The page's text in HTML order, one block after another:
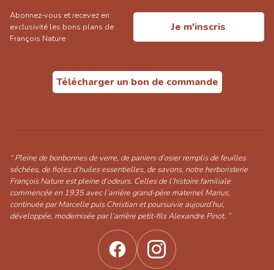
Abonnez-vous et recevez en
exclusivité les bons plans de
François Nature
Je m'inscris
Télécharger un bon de commande
“ Pleine de bonbonnes de verre, de paniers d’osier remplis de feuilles
séchées, de fioles d’huiles essentielles, de savons, notre herboristerie
François Nature est pleine d’odeurs. Celles de l’histoire familiale
commencée en 1935 avec l’arrière grand-père maternel Marius,
continuée par Marcelle puis Christian et poursuivie aujourd’hui,
développée, modernisée par l’arrière petit-fils Alexandre Pinot. ”